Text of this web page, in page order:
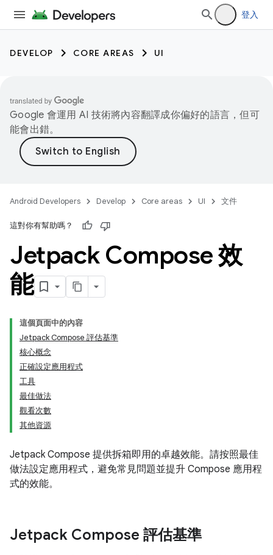
登入
DEVELOP CORE AREAS UI
Google 會運用 AI 技術將內容翻譯成你偏好的語言，但可
能會出錯。
Android Developers Develop Core areas UI 文件
這對你有幫助嗎？
Jetpack Compose 效
能
這個頁面中的內容
Jetpack Compose 評估基準
核心概念
正確設定應用程式
工具
最佳做法
觀看次數
其他資源
Jetpack Compose 提供拆箱即用的卓越效能。請按照最佳
做法設定應用程式，避免常見問題並提升 Compose 應用程
式的效能。
Jetpack Compose 評估基準